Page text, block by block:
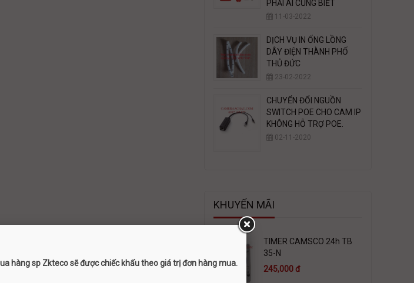
PHẢI AI CŨNG BIẾT
11-03-2022
DỊCH VỤ IN ỐNG LỒNG
DÂY ĐIỆN THÀNH PHỐ
THỦ ĐỨC
23-02-2022
CHUYỂN ĐỔI NGUỒN
SWITCH POE CHO CAM IP
KHÔNG HỖ TRỢ POE.
02-11-2020
KHUYẾN MÃI
TIMER CAMSCO 24h TB
35-N
245,000 đ
hàng sp Zkteco sẽ được chiếc khấu theo giá trị đơn hàng mua.